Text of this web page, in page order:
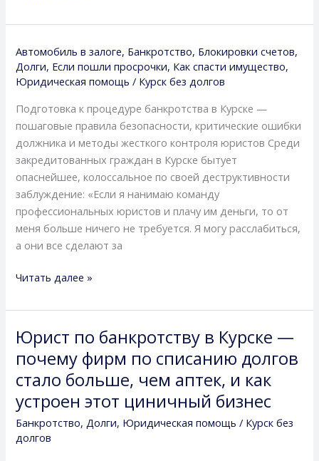
Автомобиль в залоге, Банкротство, Блокировки счетов,
Долги, Если пошли просрочки, Как спасти имущество,
Юридическая помощь / Курск без долгов
Подготовка к процедуре банкротства в Курске —
пошаговые правила безопасности, критические ошибки
должника и методы жесткого контроля юристов Среди
закредитованных граждан в Курске бытует
опаснейшее, колоссальное по своей деструктивности
заблуждение: «Если я нанимаю команду
профессиональных юристов и плачу им деньги, то от
меня больше ничего не требуется. Я могу расслабиться,
а они все сделают за
Читать далее »
Юрист по банкротству в Курске —
почему фирм по списанию долгов
стало больше, чем аптек, и как
устроен этот циничный бизнес
Банкротство, Долги, Юридическая помощь / Курск без
долгов
Юрист
банкротству
в
Курске
—
почему